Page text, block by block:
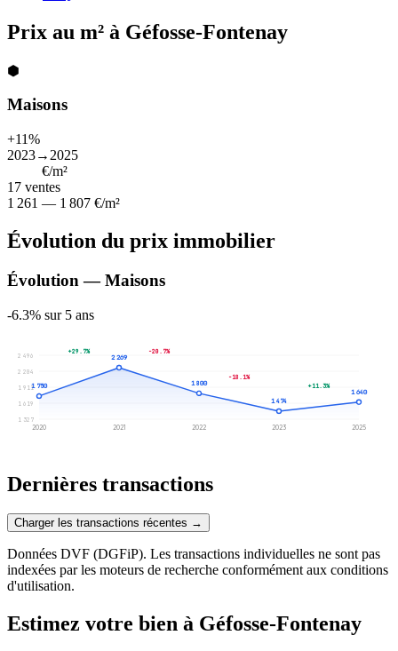
Prix au m² à Géfosse-Fontenay
⬢
Maisons
+11%
2023→2025
€/m²
17 ventes
1 261 — 1 807 €/m²
Évolution du prix immobilier
Évolution — Maisons
-6.3% sur 5 ans
1 327
1 619
1 911
2 204
2 496
1 750
2020
2 269
2021
1 800
2022
1 474
2023
1 640
2025
+29.7% -20.7%
-18.1%
+11.3%
Dernières transactions
Charger les transactions récentes →
Données DVF (DGFiP). Les transactions individuelles ne sont pas
indexées par les moteurs de recherche conformément aux conditions
d'utilisation.
Estimez votre bien à Géfosse-Fontenay